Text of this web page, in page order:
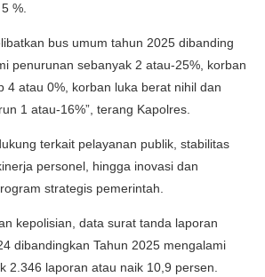
%.
bus umum tahun 2025 dibanding
penurunan sebanyak 2 atau-25%, korban
4 atau 0%, korban luka berat nihil dan
1 atau-16%”, terang Kapolres.
terkait pelayanan publik, stabilitas
personel, hingga inovasi dan
strategis pemerintah.
kepolisian, data surat tanda laporan
dibandingkan Tahun 2025 mengalami
2.346 laporan atau naik 10,9 persen.